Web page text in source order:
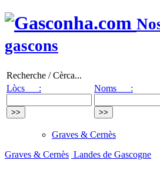
gascons
Recherche / Cèrca...
Lòcs :
Noms :
Graves & Cernès
Graves & Cernès Landes de Gascogne